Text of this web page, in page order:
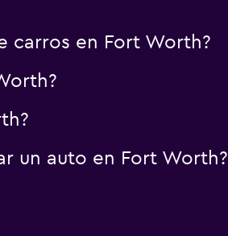
carros en Fort Worth?
un auto en Fort Worth?